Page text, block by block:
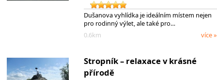
Dušanova vyhlídka je ideálním místem nejen
pro rodinný výlet, ale také pro…
0.6km
více »
Stropník – relaxace v krásné
přírodě